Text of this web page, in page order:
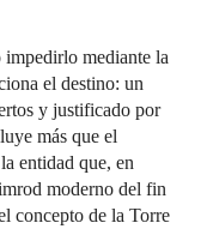
mediante la
el destino: un
y justificado por
más que el
entidad que, en
moderno del fin
concepto de la Torre